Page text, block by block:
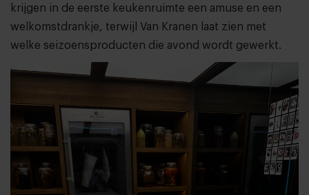
krijgen in de eerste keukenruimte een amuse en een
welkomstdrankje, terwijl Van Kranen laat zien met
welke seizoensproducten die avond wordt gewerkt.